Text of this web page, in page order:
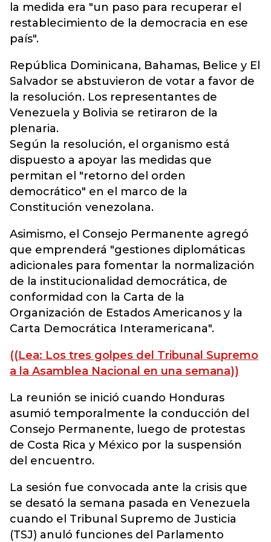
la medida era "un paso para recuperar el
restablecimiento de la democracia en ese
país".
República Dominicana, Bahamas, Belice y El
Salvador se abstuvieron de votar a favor de
la resolución. Los representantes de
Venezuela y Bolivia se retiraron de la
plenaria.
Según la resolución, el organismo está
dispuesto a apoyar las medidas que
permitan el "retorno del orden
democrático" en el marco de la
Constitución venezolana.
Asimismo, el Consejo Permanente agregó
que emprenderá "gestiones diplomáticas
adicionales para fomentar la normalización
de la institucionalidad democrática, de
conformidad con la Carta de la
Organización de Estados Americanos y la
Carta Democrática Interamericana".
((Lea: Los tres golpes del Tribunal Supremo
a la Asamblea Nacional en una semana))
La reunión se inició cuando Honduras
asumió temporalmente la conducción del
Consejo Permanente, luego de protestas
de Costa Rica y México por la suspensión
del encuentro.
La sesión fue convocada ante la crisis que
se desató la semana pasada en Venezuela
cuando el Tribunal Supremo de Justicia
(TSJ) anuló funciones del Parlamento